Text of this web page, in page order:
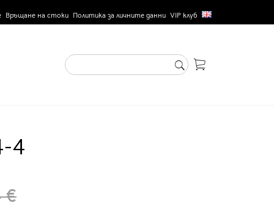
Връщане на стоки Политика за личните данни VIP клуб
4
€